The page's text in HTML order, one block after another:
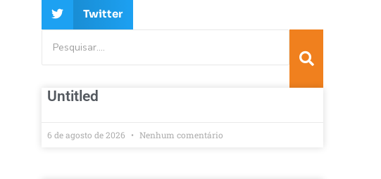
Twitter
Untitled
6 de agosto de 2026 Nenhum comentário